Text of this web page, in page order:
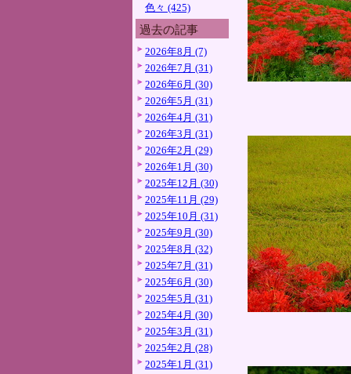
色々 (425)
過去の記事
2026年8月 (7)
2026年7月 (31)
2026年6月 (30)
2026年5月 (31)
2026年4月 (31)
2026年3月 (31)
2026年2月 (29)
2026年1月 (30)
2025年12月 (30)
2025年11月 (29)
2025年10月 (31)
2025年9月 (30)
2025年8月 (32)
2025年7月 (31)
2025年6月 (30)
2025年5月 (31)
2025年4月 (30)
2025年3月 (31)
2025年2月 (28)
2025年1月 (31)